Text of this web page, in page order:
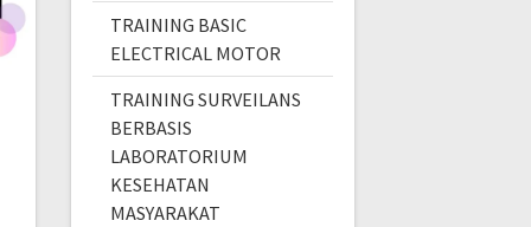
TRAINING BASIC
ELECTRICAL MOTOR
TRAINING SURVEILANS
BERBASIS
LABORATORIUM
KESEHATAN
MASYARAKAT